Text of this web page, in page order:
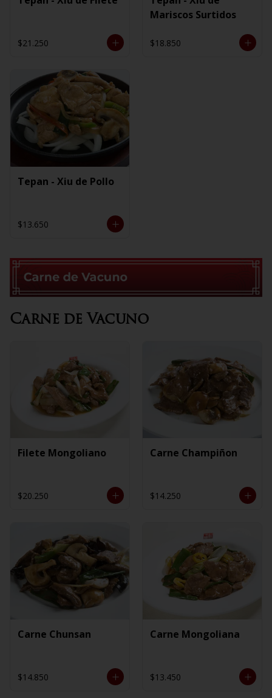
$21.250
Mariscos Surtidos
$18.850
Tepan - Xiu de Pollo
$13.650
Carne de Vacuno
Filete Mongoliano
$20.250
Carne Champiñon
$14.250
Carne Chunsan
$14.850
Carne Mongoliana
$13.450